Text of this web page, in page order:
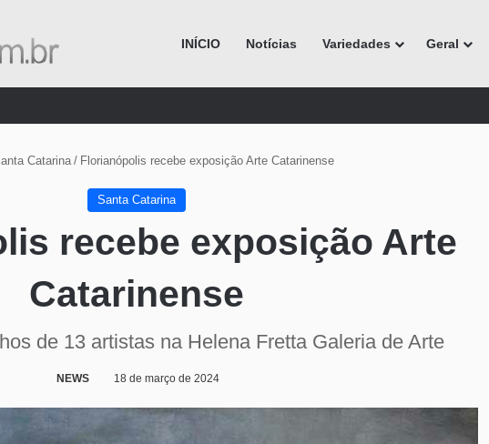
INÍCIO Notícias Variedades Geral
Catarina / Florianópolis recebe exposição Arte Catarinense
Santa Catarina
recebe exposição Arte
Catarinense
de 13 artistas na Helena Fretta Galeria de Arte
NEWS 18 de março de 2024